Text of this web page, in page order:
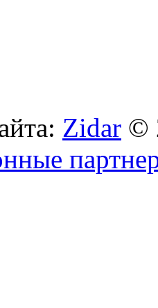
Zidar ©